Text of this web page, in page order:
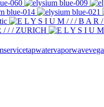
tapwatervaporwave